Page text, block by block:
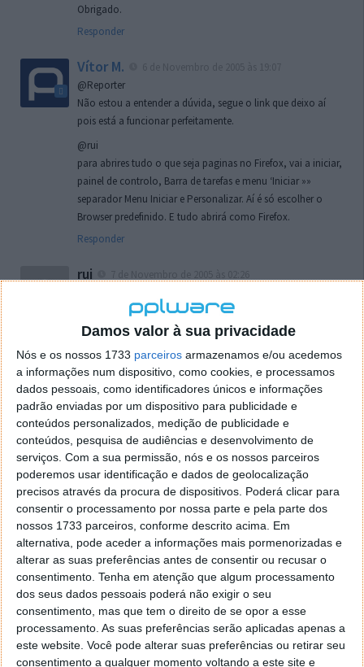
Damos valor à sua privacidade
Nós e os nossos 1733 parceiros armazenamos e/ou acedemos
a informações num dispositivo, como cookies, e processamos
dados pessoais, como identificadores únicos e informações
padrão enviadas por um dispositivo para publicidade e
conteúdos personalizados, medição de publicidade e
conteúdos, pesquisa de audiências e desenvolvimento de
serviços. Com a sua permissão, nós e os nossos parceiros
poderemos usar identificação e dados de geolocalização
precisos através da procura de dispositivos. Poderá clicar para
consentir o processamento por nossa parte e pela parte dos
nossos 1733 parceiros, conforme descrito acima. Em
alternativa, pode aceder a informações mais pormenorizadas e
alterar as suas preferências antes de consentir ou recusar o
consentimento. Tenha em atenção que algum processamento
dos seus dados pessoais poderá não exigir o seu
consentimento, mas que tem o direito de se opor a esse
processamento. As suas preferências serão aplicadas apenas a
este website. Você pode alterar suas preferências ou retirar seu
consentimento a qualquer momento voltando a este site e
Obrigado.
Responder
Vítor M.
@Reporter
Não estou a entender a dúvida, segue o link que deixo aí
pois está a funcionar perfeitamente.
@rui
para abrires tudo o que seja paginas no Firefox, vai a iniciar,
painel de controlo, Barra de tarefas e menu ‘Iniciar »»
separador Menu Iniciar e Personalizar. Aí é só escolher o
Browser predefinido. E tudo abrirá como Firefox.
Responder
rui
localizaçao referida n se encontra la nada k me permita por
o firefox como browser predefenido
Ja percorri o painel
tentei apagar o explorer na tentativa de forçar o uso do
firefox mas em vao. Kaso te lembres de outra dica fico
agradecido, caso contrario obrigado a mesma
Responder
Vítor M.
7 de Novembro de 2005 às 01:39
@Reporter
Desculpa mas o link funciona. Seja como for segue por mail
o MSn Messenger 8.
Responder
Vítor M.
@Rui
Tens de encontrar o que te falei. Faz da seguinte maneira,
janela iniciar e no topo dessa janela com o botão direito do
rato faz propriedades. Depois no separador Menu ‘Iniciar’
clica no botão ‘Personalizar’ aí encontrarás no separador